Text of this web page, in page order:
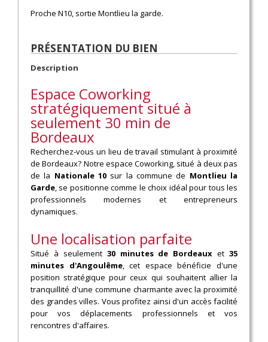
Proche N10, sortie Montlieu la garde.
PRÉSENTATION DU BIEN
Description
Espace Coworking
stratégiquement situé à
seulement 30 min de
Bordeaux
Recherchez-vous un lieu de travail stimulant à proximité
de Bordeaux? Notre espace Coworking, situé à deux pas
de la Nationale 10 sur la commune de Montlieu la
Garde, se positionne comme le choix idéal pour tous les
professionnels modernes et entrepreneurs
dynamiques.
Une localisation parfaite
Situé à seulement 30 minutes de Bordeaux et 35
minutes d'Angoulême, cet espace bénéficie d'une
position stratégique pour ceux qui souhaitent allier la
tranquillité d'une commune charmante avec la proximité
des grandes villes. Vous profitez ainsi d'un accès facilité
pour vos déplacements professionnels et vos
rencontres d'affaires.